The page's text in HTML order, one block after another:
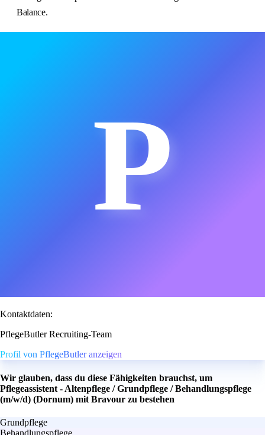
Balance.
P
Kontaktdaten:
PflegeButler Recruiting-Team
Profil von PflegeButler anzeigen
Wir glauben, dass du diese Fähigkeiten brauchst, um
Pflegeassistent - Altenpflege / Grundpflege / Behandlungspflege
(m/w/d) (Dornum) mit Bravour zu bestehen
Grundpflege
Behandlungspflege